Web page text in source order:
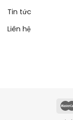
Tin tức
Liên hệ